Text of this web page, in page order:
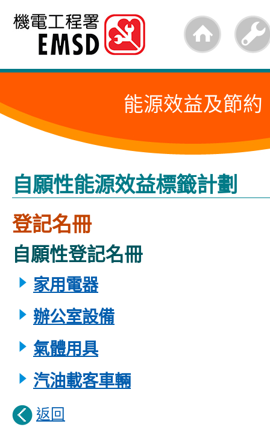
跳
內
的
始
能源效益及節約
自願性能源效益標籤計劃
登記名冊
自願性登記名冊
家用電器
辦公室設備
氣體用具
汽油載客車輛
返回